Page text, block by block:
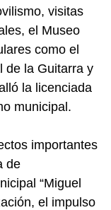
visitas
el Museo
como el
de la Guitarra y
la licenciada
municipal.
importantes
de
“Miguel
el impulso